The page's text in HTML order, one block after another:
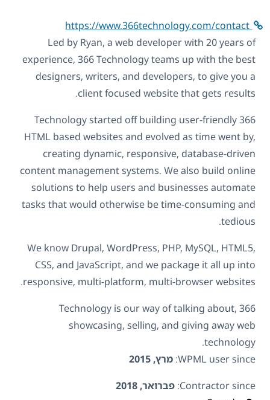
Led by Ryan, a web developer with 20 years of
experience, 366 Technology teams up with the best
designers, writers, and developers, to give you a
client focused website that gets results.
366 Technology started off building user-friendly
HTML based websites and evolved as time went by,
creating dynamic, responsive, database-driven
content management systems. We also build online
solutions to help users and businesses automate
tasks that would otherwise be time-consuming and
tedious.
We know Drupal, WordPress, PHP, MySQL, HTML5,
CSS, and JavaScript, and we package it all up into
responsive, multi-platform, multi-browser websites.
366 Technology is our way of talking about,
showcasing, selling, and giving away web
technology.
WPML user since: מרץ, 2015
Contractor since: פברואר, 2018